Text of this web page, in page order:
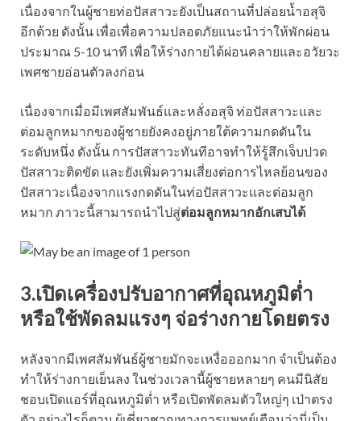
เนื่องจากในผู้ชายท่อปัสสาวะยังเป็นสถานที่ปล่อยน้ำอสุจิ
อีกด้วย ดังนั้น เพื่อเพื่อความปลอดภัยแนะนำว่าให้พักผ่อน
ประมาณ 5-10 นาที เพื่อให้ร่างกายได้ผ่อนคลายและอวัยวะ
เพศชายอ่อนตัวลงก่อน
เนื่องจากเมื่อมีเพศสัมพันธ์และหลั่งอสุจิ ท่อปัสสาวะและ
ต่อมลูกหมากของผู้ชายยังคงอยู่ภายใต้ความกดดันใน
ระดับหนึ่ง ดังนั้น การปัสสาวะทันทีอาจทำให้รู้สึกเจ็บปวด
ปัสสาวะติดขัด และยังเพิ่มความเสี่ยงต่อการไหลย้อนของ
ปัสสาวะเนื่องจากแรงกดดันในท่อปัสสาวะและต่อมลูก
หมาก ภาวะนี้สามารถนำไปสู่ต่อมลูกหมากอักเสบได้
3.เปิดเครื่องปรับอากาศที่อุณหภูมิต่ำ
หรือใช้พัดลมแรงๆ จ่อร่างกายโดยตรง
หลังจากมีเพศสัมพันธ์ผู้ชายมักจะเหงื่อออกมาก จำเป็นต้อง
ทำให้ร่างกายเย็นลง ในช่วงเวลานี้ผู้ชายหลายๆ คนมีนิสัย
ชอบเปิดแอร์ที่อุณหภูมิต่ำ หรือเปิดพัดลมตัวใหญ่ๆ เป่าตรง